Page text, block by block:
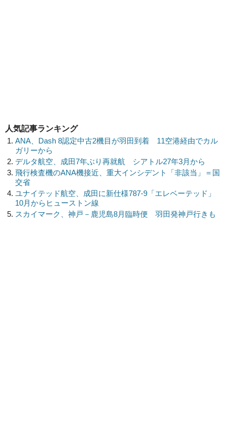
人気記事ランキング
ANA、Dash 8認定中古2機目が羽田到着 11空港経由でカル
ガリーから
デルタ航空、成田7年ぶり再就航 シアトル27年3月から
飛行検査機のANA機接近、重大インシデント「非該当」＝国
交省
ユナイテッド航空、成田に新仕様787-9「エレベーテッド」
10月からヒューストン線
スカイマーク、神戸－鹿児島8月臨時便 羽田発神戸行きも